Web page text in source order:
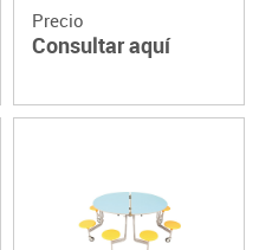
Precio
Consultar aquí